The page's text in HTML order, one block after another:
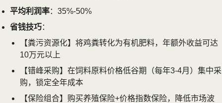
平均利润率：35%-50%
省钱技巧：
【粪污资源化】将鸡粪转化为有机肥料，年额外收益可达
10万元以上
【错峰采购】在饲料原料价格低谷期（每年3-4月）集中采
购，锁定全年成本
【保险组合】购买养殖保险+价格指数保险，降低市场波